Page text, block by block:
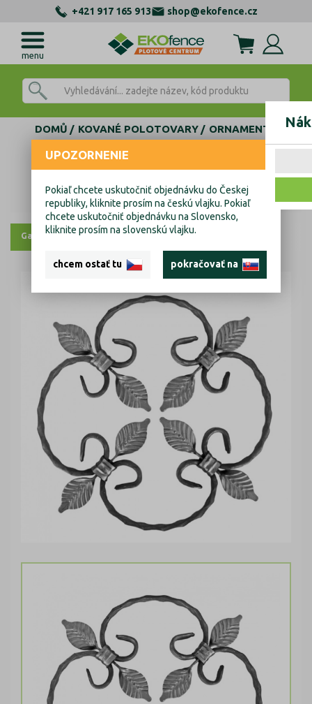
+421 917 165 913 shop@ekofence.cz
menu
DOMŮ KOVANÉ POLOTOVARY
ORNAMENTY
ORNAMENTY SOLO
ORNAMENTY PLOŠNÉ: NEPÁROVÉ
Kovaný vzor h240, b240, 12x6mm
Galerie
UPOZORNENIE
Pokiaľ chcete uskutočniť objednávku do Českej
republiky, kliknite prosím na českú vlajku. Pokiaľ
chcete uskutočniť objednávku na Slovensko,
kliknite prosím na slovenskú vlajku.
chcem ostať tu pokračovať na